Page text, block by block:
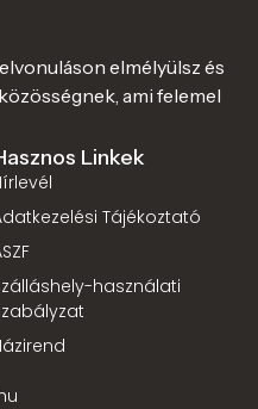
elmélyülsz és
ami felemel
Linkek
Tájékoztató
használati